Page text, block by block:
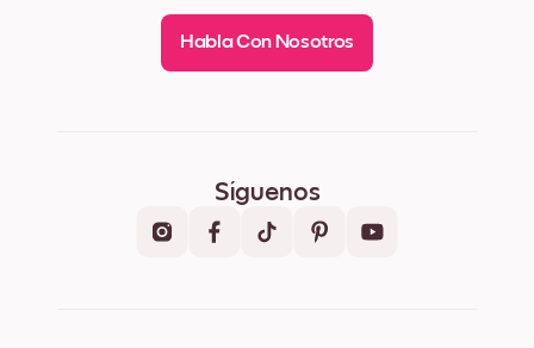
Habla Con Nosotros
Síguenos